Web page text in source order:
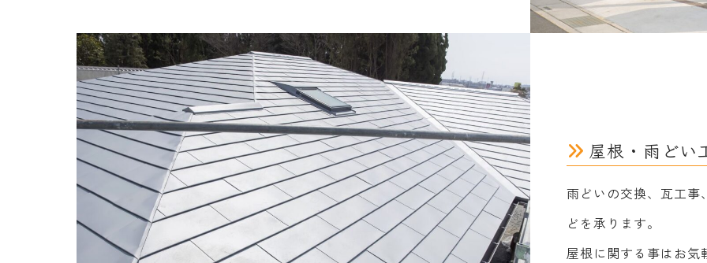
屋根・雨どい
雨どいの交換、瓦工
どを承ります。
屋根に関する事はお